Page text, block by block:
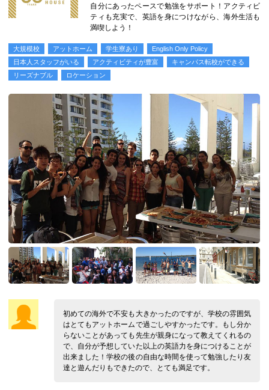
自分にあったペースで勉強をサポート！アクティビ
ティも充実で、英語を身につけながら、海外生活も
満喫しよう！
大規模校 アットホーム 学生寮あり
English Only Policy
日本人スタッフがいる
アクティビティが豊富
キャンパス転校ができる
リーズナブル
ロケーション
初めての海外で不安も大きかったのですが、学校の雰囲気
はとてもアットホームで過ごしやすかったです。もし分か
らないことがあっても先生が親身になって教えてくれるの
で、自分が予想していた以上の英語力を身につけることが
出来ました！学校の後の自由な時間を使って勉強したり友
達と遊んだりもできたので、とても満足です。